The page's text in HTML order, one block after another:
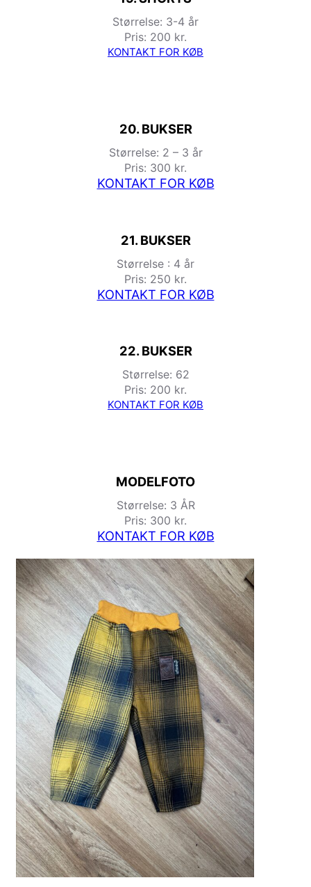
Størrelse: 3-4 år
Pris: 200 kr.
KONTAKT FOR KØB
20. BUKSER
Størrelse: 2 – 3 år
Pris: 300 kr.
KONTAKT FOR KØB
21. BUKSER
Størrelse : 4 år
Pris: 250 kr.
KONTAKT FOR KØB
22. BUKSER
Størrelse: 62
Pris: 200 kr.
KONTAKT FOR KØB
MODELFOTO
Størrelse: 3 ÅR
Pris: 300 kr.
KONTAKT FOR KØB